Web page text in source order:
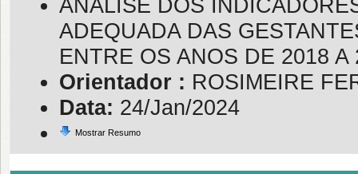
ANÁLISE DOS
ADEQUADA DAS
ENTRE OS ANOS DE 2018 A
Orientador : ROSIMEIRE
Data: 24/Jan/2024
Mostrar Resumo